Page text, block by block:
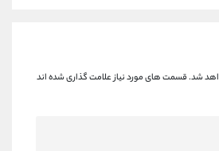
شد.قسمت های مورد نیاز علامت گذاری شده اند